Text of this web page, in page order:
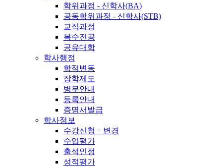
학위과정 - 신학사(BA)
공동학위과정 - 신학사(STB)
교직과정
복수전공
공유대학
학사행정
학적변동
장학제도
병무안내
등록안내
증명서발급
학사정보
수강신청ㆍ변경
수업평가
출석인정
성적평가